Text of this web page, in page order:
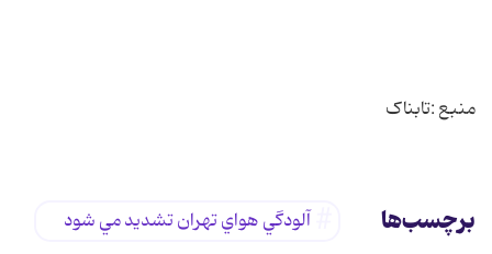
منبع :تابناک
برچسب‌ها آلودگي هواي تهران تشديد مي شود